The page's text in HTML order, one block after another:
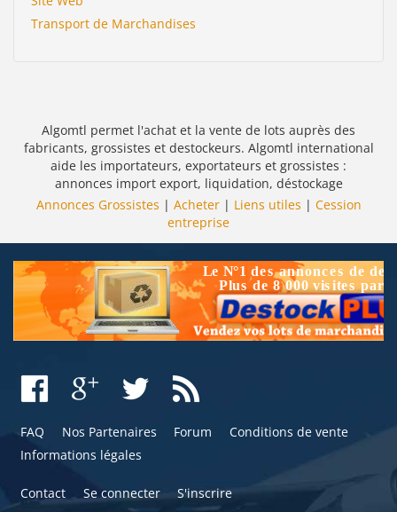
Transport de Marchandises
Algomtl permet l'achat et la vente de lots auprès des
fabricants, grossistes et destockeurs. Algomtl international
aide les importateurs, exportateurs et grossistes :
annonces import export, liquidation, déstockage
Annonces Grossistes | Acheter| Liens utiles | Cession
entreprise
FAQ Nos Partenaires Forum
Conditions de vente
Informations légales
Contact Se connecter S'inscrire